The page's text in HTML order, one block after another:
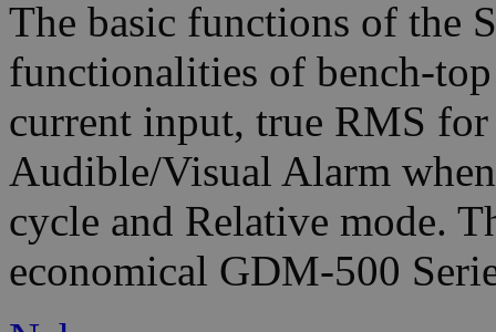
The basic functions of the
functionalities of bench-
current input, true RMS for
Audible/Visual Alarm
cycle and Relative mode.
economical GDM-500